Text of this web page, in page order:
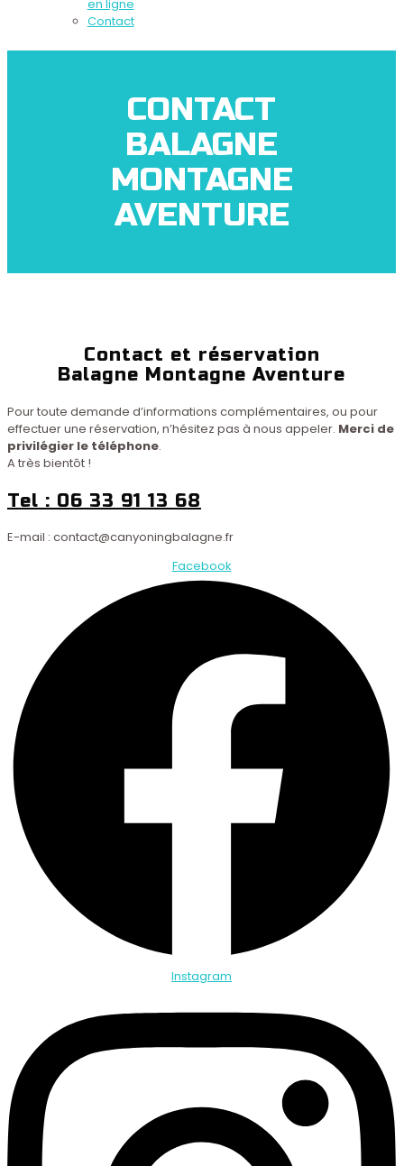
en ligne
Contact
CONTACT
BALAGNE
MONTAGNE
AVENTURE
Contact et réservation
Balagne Montagne Aventure
Pour toute demande d’informations complémentaires, ou pour
effectuer une réservation, n’hésitez pas à nous appeler. Merci de
privilégier le téléphone.
A très bientôt !
Tel : 06 33 91 13 68
E-mail : contact@canyoningbalagne.fr
Facebook
Instagram